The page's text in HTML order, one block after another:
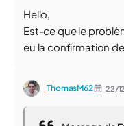
Hello,
Est-ce que le
eu la confirmation
ThomasM62 22/